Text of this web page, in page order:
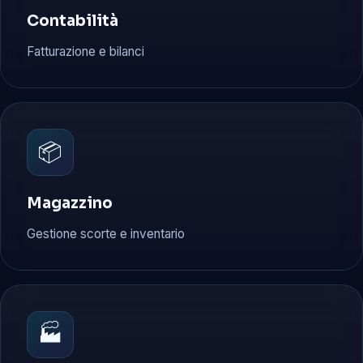
Contabilità
Fatturazione e bilanci
📦
Magazzino
Gestione scorte e inventario
🏭